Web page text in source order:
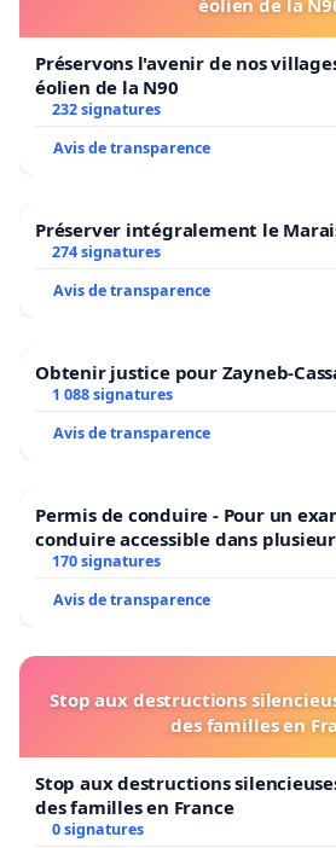
Préservons l'avenir de nos
éolien de la N90
232 signatures
Avis de transparence
Préserver intégralement le
274 signatures
Avis de transparence
Obtenir justice pour Zayneb-
1 088 signatures
Avis de transparence
Permis de conduire - Pour un
conduire accessible dans
Bruxelles
170 signatures
Avis de transparence
Stop aux destructions
des familles en
Stop aux destructions
des familles en France
0 signatures